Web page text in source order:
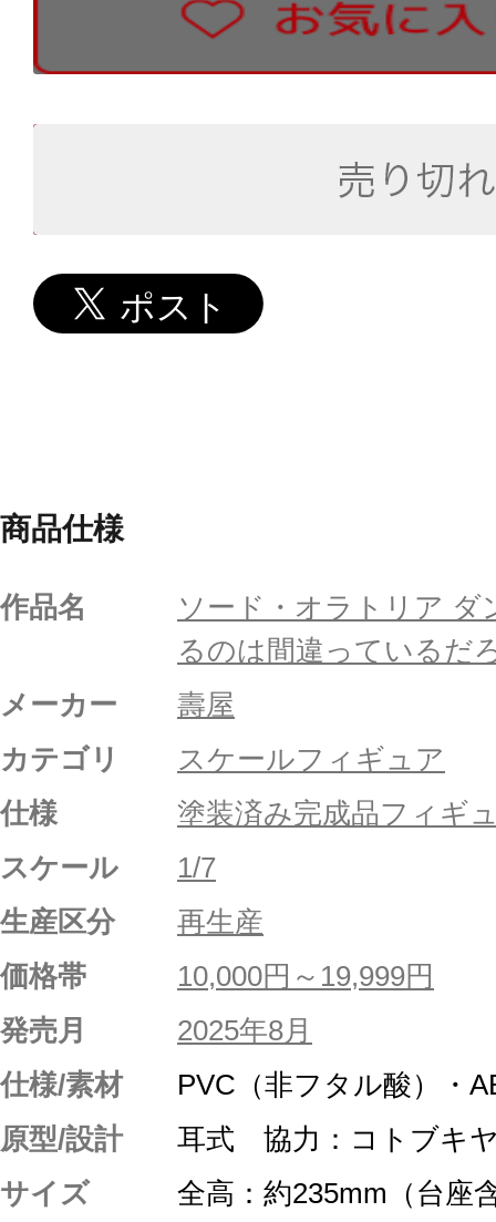
商品仕様
作品名
ソード・オラトリア
るのは間違っているだ
メーカー
壽屋
カテゴリ
スケールフィギュア
仕様
塗装済み完成品フィギ
スケール
1/7
生産区分
再生産
価格帯
10,000円～19,999円
発売月
2025年8月
仕様/素材
PVC（非フタル酸）・
原型/設計
耳式 協力：コトブキ
サイズ
全高：約235mm（台座